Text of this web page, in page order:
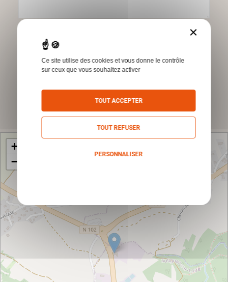
concernant les produits et services Humbert
*Champs obligatoires
+
−
×
Ce site utilise des cookies et vous donne le contrôle
sur ceux que vous souhaitez activer
TOUT ACCEPTER
TOUT REFUSER
PERSONNALISER